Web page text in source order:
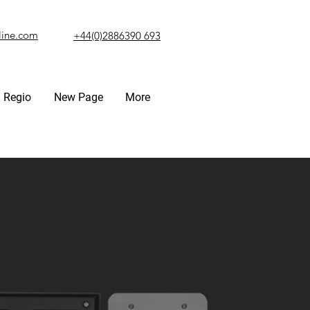
+44(0)2886390 693
Regio New Page More